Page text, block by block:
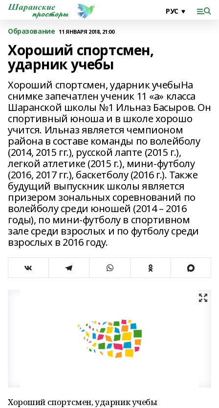
Образование 11 ЯНВАРЯ 2018, 21:00
Хороший спортсмен,
ударник учебы
Хороший спортсмен, ударник учебыНа
снимке запечатлен ученик 11 «а» класса
Шаранской школы №1 Ильназ Басыров. Он
спортивный юноша и в школе хорошо
учится. Ильназ является чемпионом
района в составе команды по волейболу
(2014, 2015 гг.), русской лапте (2015 г.),
легкой атлетике (2015 г.), мини-футболу
(2016, 2017 гг.), баскетболу (2016 г.). Также
будущий выпускник школы является
призером зональных соревнований по
волейболу среди юношей (2014 – 2016
годы), по мини-футболу в спортивном
зале среди взрослых и по футболу среди
взрослых в 2016 году.
Хороший спортсмен, ударник учебы